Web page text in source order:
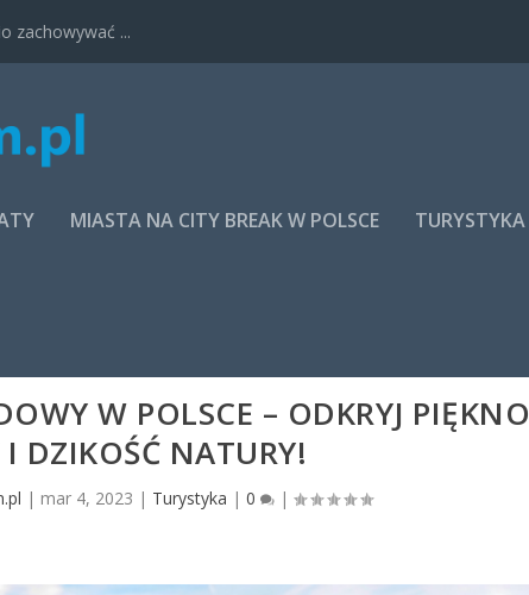
zachowywać ...
MIASTA NA CITY BREAK W POLSCE TURYSTYKA
W POLSCE – ODKRYJ PIĘKNO
I DZIKOŚĆ NATURY!
| mar 4, 2023 | Turystyka | 0 |